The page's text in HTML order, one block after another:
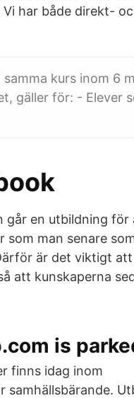
har både direkt-
kurs inom 6
gäller för: - Elever
går en utbildning för
som man senare
är det viktigt att
att kunskaperna
is
finns idag inom
samhällsbärande.